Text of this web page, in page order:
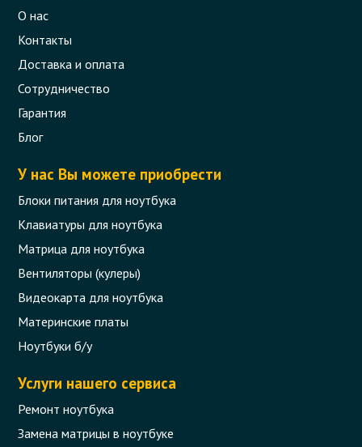
О нас
Контакты
Доставка и оплата
Сотрудничество
Гарантия
Блог
У нас Вы можете приобрести
Блоки питания для ноутбука
Клавиатуры для ноутбука
Матрица для ноутбука
Вентиляторы (кулеры)
Видеокарта для ноутбука
Материнские платы
Ноутбуки б/у
Услуги нашего сервиса
Ремонт ноутбука
Замена матрицы в ноутбуке